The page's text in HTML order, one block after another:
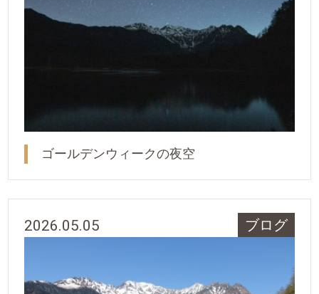
ゴールデンウィークの夜空
2026.05.05 ブログ